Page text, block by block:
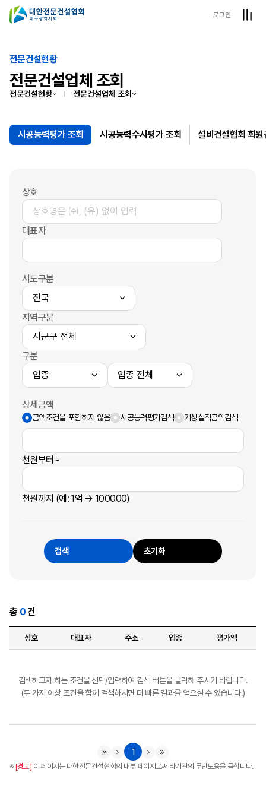
로그인
전문건설현황
전문건설업체 조회
전문건설현황 전문건설업체 조회
시공능력평가 조회 시공능력수시평가 조회 설비건설협회 회원
상호
대표자
시도구분
지역구분
구분
상세금액
금액조건을 포함하지 않음 시공능력평가검색 기성실적금액검색
천원부터~
천원까지 (예: 1억 → 100000)
검색 초기화
총 0건
상호 대표자 주소 업종 평가액
검색하고자 하는 조건을 선택/입력하여 검색 버튼을 클릭해 주시기 바랍니다.
(두 가지 이상 조건을 함께 검색하시면 더 빠른 결과를 얻으실 수 있습니다.)
1
※ [경고] 이 페이지는 대한전문건설협회의 내부 페이지로써 타기관의 무단도용을 금합니다.